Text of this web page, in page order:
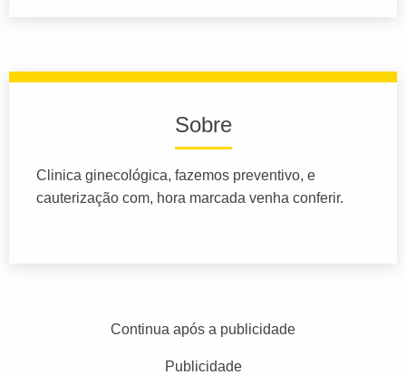
Sobre
Clinica ginecológica, fazemos preventivo, e
cauterização com, hora marcada venha conferir.
Continua após a publicidade
Publicidade